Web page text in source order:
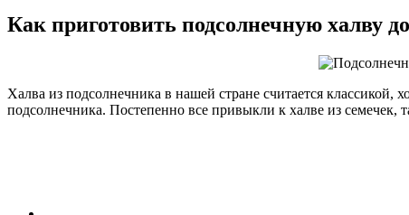
Как приготовить подсолнечную халву
Халва из подсолнечника в нашей стране считается классикой,
подсолнечника. Постепенно все привыкли к халве из семечек,